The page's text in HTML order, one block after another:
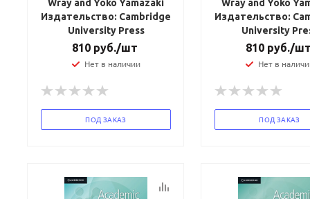
Wray and Yoko Yamazaki
Издательство: Cambridge
University Press
810руб./шт
Нет в наличии
ПОД ЗАКАЗ
Wray and Yoko
Издательство:
University
810руб./
Нет в
ПОД ЗАКАЗ